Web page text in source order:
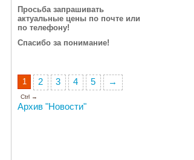
Просьба запрашивать
актуальные цены по почте или
по телефону!
Спасибо за понимание!
1 2 3 4 5 →
Ctrl →
Архив "Новости"